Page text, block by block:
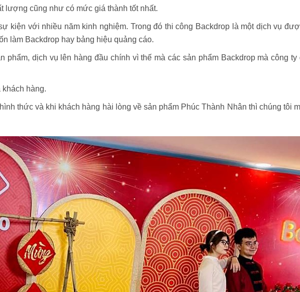
lượng cũng như có mức giá thành tốt nhất.
kiện với nhiều năm kinh nghiệm. Trong đó thi công Backdrop là một dịch vụ
làm Backdrop hay bảng hiệu quảng cáo.
dịch vụ lên hàng đầu chính vì thế mà các sản phẩm Backdrop mà công
hàng.
thức và khi khách hàng hài lòng về sản phẩm Phúc Thành Nhân thì chúng tôi